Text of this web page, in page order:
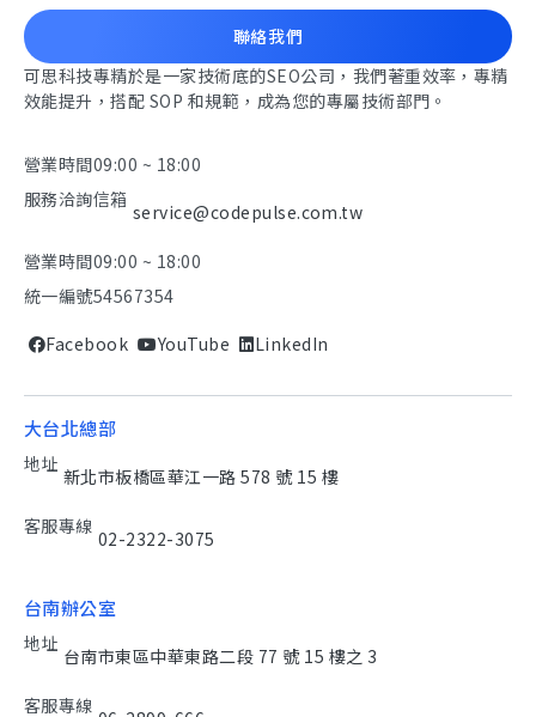
聯絡我們
可思科技專精於是一家技術底的SEO公司，我們著重效率，專精
效能提升，搭配 SOP 和規範，成為您的專屬技術部門。
營業時間09:00 ~ 18:00
服務洽詢信箱
service@codepulse.com.tw
營業時間09:00 ~ 18:00
統一編號54567354
Facebook YouTube LinkedIn
大台北總部
地址
新北市板橋區華江一路 578 號 15 樓
客服專線
02-2322-3075
台南辦公室
地址
台南市東區中華東路二段 77 號 15 樓之 3
客服專線